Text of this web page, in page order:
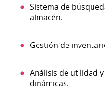
Sistema de
almacén.
Gestión de
Análisis de utilidad
dinámicas.